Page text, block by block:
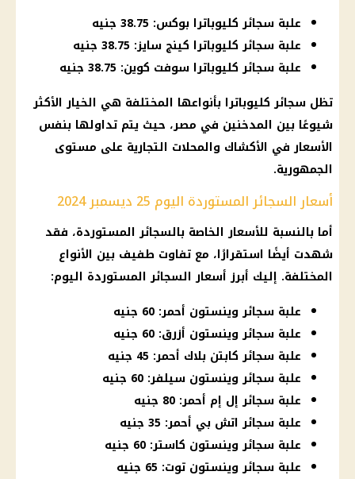
علبة سجائر كليوباترا بوكس: 38.75 جنيه
علبة سجائر كليوباترا كينج سايز: 38.75 جنيه
علبة سجائر كليوباترا سوفت كوين: 38.75 جنيه
تظل سجائر كليوباترا بأنواعها المختلفة هي الخيار الأكثر
شيوعًا بين المدخنين في مصر، حيث يتم تداولها بنفس
الأسعارفي الأكشاك والمحلات التجارية على مستوى
الجمهورية.
أسعار السجائر المستوردة اليوم 25 ديسمبر 2024
أما بالنسبة للأسعار الخاصة بالسجائر المستوردة، فقد
شهدت أيضًا استقرارًا، مع تفاوت طفيف بين الأنواع
المختلفة. إليك أبرزأسعار السجائر المستوردة اليوم:
علبة سجائر وينستون أحمر: 60 جنيه
علبة سجائر وينستون أزرق: 60 جنيه
علبة سجائر كابتن بلاك أحمر: 45 جنيه
علبة سجائر وينستون سيلفر: 60 جنيه
علبة سجائر إل إم أحمر: 80 جنيه
علبة سجائر اتش بي أحمر: 35 جنيه
علبة سجائر وينستون كاستر: 60 جنيه
علبة سجائر وينستون توت: 65 جنيه